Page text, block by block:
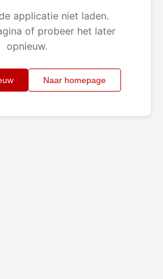
applicatie niet laden.
of probeer het later
opnieuw.
Naar homepage